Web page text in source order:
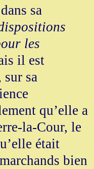
sa
les
il est
sa
qu’elle a
la-Cour, le
était
bien